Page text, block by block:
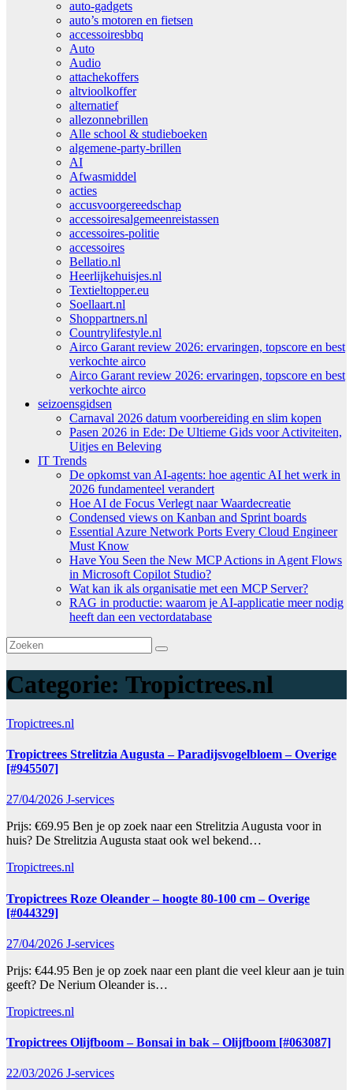
auto-gadgets
auto’s motoren en fietsen
accessoiresbbq
Auto
Audio
attachekoffers
altvioolkoffer
alternatief
allezonnebrillen
Alle school & studieboeken
algemene-party-brillen
AI
Afwasmiddel
acties
accusvoorgereedschap
accessoiresalgemeenreistassen
accessoires-politie
accessoires
Bellatio.nl
Heerlijkehuisjes.nl
Textieltopper.eu
Soellaart.nl
Shoppartners.nl
Countrylifestyle.nl
Airco Garant review 2026: ervaringen, topscore en best
verkochte airco
Airco Garant review 2026: ervaringen, topscore en best
verkochte airco
seizoensgidsen
Carnaval 2026 datum voorbereiding en slim kopen
Pasen 2026 in Ede: De Ultieme Gids voor Activiteiten,
Uitjes en Beleving
IT Trends
De opkomst van AI-agents: hoe agentic AI het werk in
2026 fundamenteel verandert
Hoe AI de Focus Verlegt naar Waardecreatie
Condensed views on Kanban and Sprint boards
Essential Azure Network Ports Every Cloud Engineer
Must Know
Have You Seen the New MCP Actions in Agent Flows
in Microsoft Copilot Studio?
Wat kan ik als organisatie met een MCP Server?
RAG in productie: waarom je AI-applicatie meer nodig
heeft dan een vectordatabase
Categorie: Tropictrees.nl
Tropictrees.nl
Tropictrees Strelitzia Augusta – Paradijsvogelbloem – Overige
[#945507]
27/04/2026 J-services
Prijs: €69.95 Ben je op zoek naar een Strelitzia Augusta voor in
huis? De Strelitzia Augusta staat ook wel bekend…
Tropictrees.nl
Tropictrees Roze Oleander – hoogte 80-100 cm – Overige
[#044329]
27/04/2026 J-services
Prijs: €44.95 Ben je op zoek naar een plant die veel kleur aan je tuin
geeft? De Nerium Oleander is…
Tropictrees.nl
Tropictrees Olijfboom – Bonsai in bak – Olijfboom [#063087]
22/03/2026 J-services